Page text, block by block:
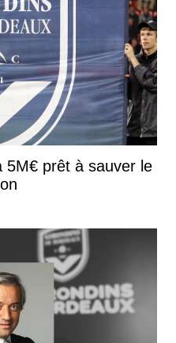
5M€ prêt à sauver le